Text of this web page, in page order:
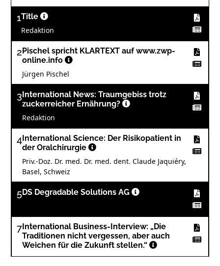
1Title
Redaktion
2 Pischel spricht KLARTEXT auf www.zwp-
online.info
Jürgen Pischel
3 International News: Traumgebiss trotz
zuckerreicher Ernährung?
Redaktion
4 International Science: Der Risikopatient in
der Oralchirurgie
Priv.-Doz. Dr. med. Dr. med. dent. Claude Jaquiéry,
Basel, Schweiz
5DS Degradable Solutions AG
7 International Business-Interview: „Die
Traditionen nicht vergessen, aber auch
Weichen für die Zukunft stellen.“
Interview mit Mark Stephen Pace, Dentaurum-